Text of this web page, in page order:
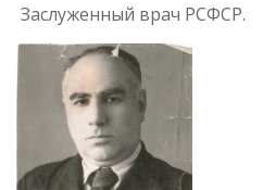
Заслуженный врач РСФСР.